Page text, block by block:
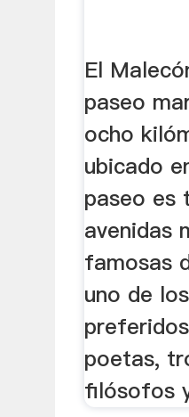
El
paseo
ocho
ubicado
paseo es
avenidas
famosas
uno de
poetas,
filósofos